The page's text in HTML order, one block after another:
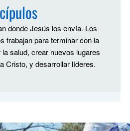
donde Jesús los envía. Los
trabajan para terminar con la
salud, crear nuevos lugares
Cristo, y desarrollar líderes.